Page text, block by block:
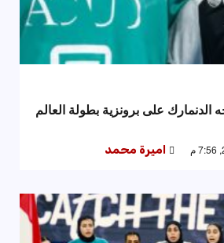
الدنمارك على برونزية بطولة العالم
اميرة محمد